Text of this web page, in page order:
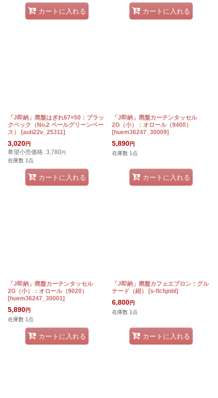
カートに入れる カートに入れる
「J即納」廃盤はぎれ67×50：ブラッ
クベック（No.2 ペールグリーンベー
ス）
[auti22v_25311]
3,020円
希望小売価格: 3,780円
在庫数 1点
カートに入れる
「J即納」廃盤カーテンタッセル
2G（小）：オロール（9400）
[huem36247_30009]
5,890円
在庫数 1点
カートに入れる
「J即納」廃盤カーテンタッセル
2G（小）：オロール（9020）
[huem36247_30001]
5,890円
在庫数 1点
カートに入れる
「J即納」廃盤カフェエプロン：グル
ナード（紺）
[s-flcfgnbl ]
6,800円
在庫数 1点
カートに入れる